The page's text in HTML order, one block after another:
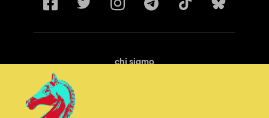
chi siamo